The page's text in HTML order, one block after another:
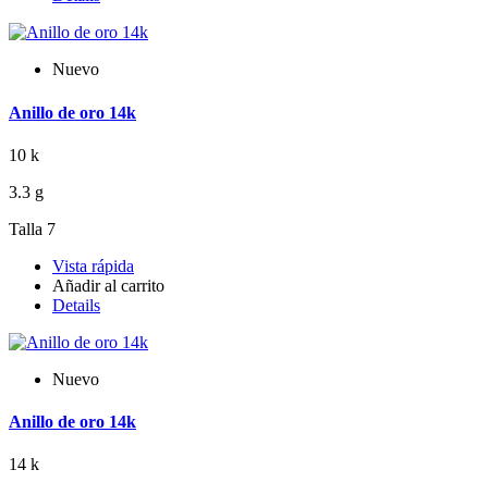
Nuevo
Anillo de oro 14k
10 k
3.3 g
Talla 7
Vista rápida
Añadir al carrito
Details
Nuevo
Anillo de oro 14k
14 k